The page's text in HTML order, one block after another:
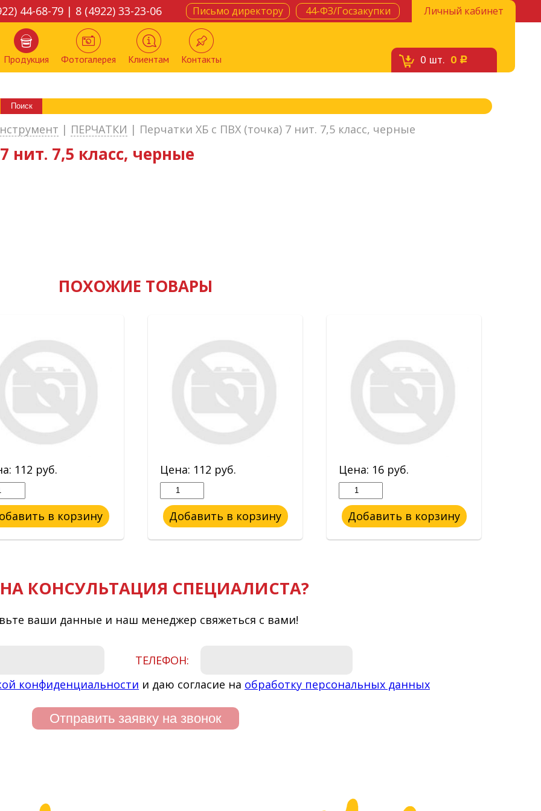
Личный кабинет
44-ФЗ/Госзакупки
Письмо директору
44-68-79 | 8 (4922) 33-23-06
0 шт. 0 c
Продукция Фотогалерея Клиентам Контакты
| ПЕРЧАТКИ | Перчатки ХБ с ПВХ (точка) 7 нит. 7,5 класс, черные
нит. 7,5 класс, черные
ПОХОЖИЕ ТОВАРЫ
112 руб.
в корзину
Цена: 112 руб.
Добавить в корзину
Цена: 16 руб.
Добавить в корзину
КОНСУЛЬТАЦИЯ СПЕЦИАЛИСТА?
ваши данные и наш менеджер свяжеться с вами!
ТЕЛЕФОН:
конфиденциальности и даю согласие на обработку персональных данных